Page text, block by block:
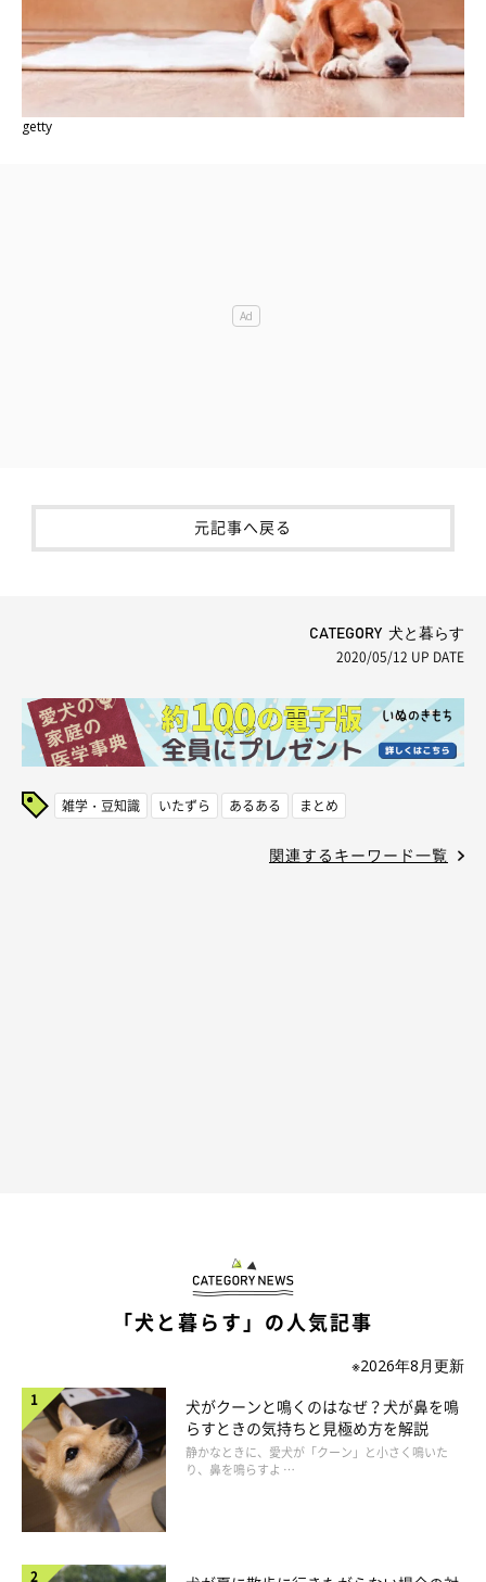
getty
元記事へ戻る
CATEGORY 犬と暮らす
2020/05/12 UP DATE
雑学・豆知識 いたずら あるある まとめ
関連するキーワード一覧
「犬と暮らす」の人気記事
※2026年8月更新
犬がクーンと鳴くのはなぜ？犬が鼻を鳴
らすときの気持ちと見極め方を解説
静かなときに、愛犬が「クーン」と小さく鳴いた
り、鼻を鳴らすよ …